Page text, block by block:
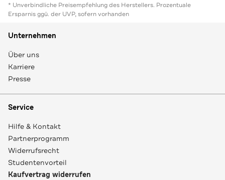
* Unverbindliche Preisempfehlung des Herstellers. Prozentuale
Ersparnis ggü. der UVP, sofern vorhanden
Unternehmen
Über uns
Karriere
Presse
Service
Hilfe & Kontakt
Partnerprogramm
Widerrufsrecht
Studentenvorteil
Kaufvertrag widerrufen